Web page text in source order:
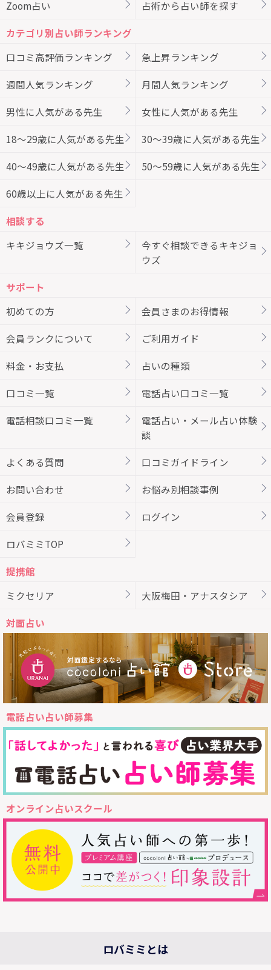
Zoom占い 占術から占い師を探す
カテゴリ別占い師ランキング
口コミ高評価ランキング
急上昇ランキング
週間人気ランキング 月間人気ランキング
男性に人気がある先生 女性に人気がある先生
18～29歳に人気がある先生 30～39歳に人気がある先生
40～49歳に人気がある先生 50～59歳に人気がある先生
60歳以上に人気がある先生
相談する
キキジョウズ一覧
今すぐ相談できるキキジョ
ウズ
サポート
初めての方
会員さまのお得情報
会員ランクについて ご利用ガイド
料金・お支払 占いの種類
口コミ一覧 電話占い口コミ一覧
電話相談口コミ一覧
電話占い・メール占い体験
談
よくある質問 口コミガイドライン
お問い合わせ お悩み別相談事例
会員登録 ログイン
ロバミミTOP
提携館
ミクセリア
大阪梅田・アナスタシア
対面占い
電話占い占い師募集
オンライン占いスクール
ロバミミとは